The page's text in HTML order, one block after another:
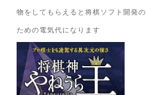
物をしてもらえると将棋ソフト開発の
ための電気代になります